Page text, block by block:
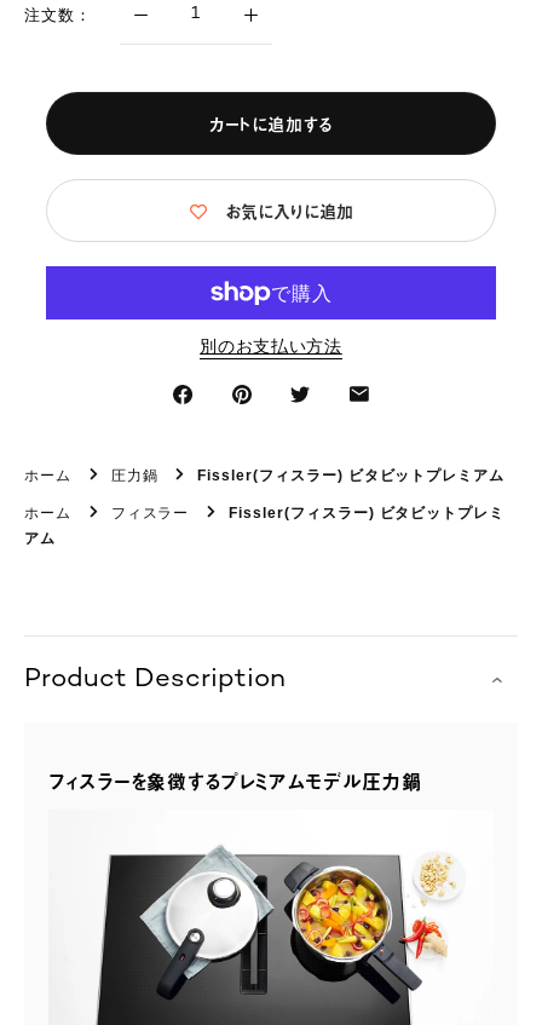
注文数：
カートに追加する
お気に入りに追加
別のお支払い方法
ホーム 圧力鍋 Fissler(フィスラー) ビタビットプレミアム
ホーム フィスラー
Fissler(フィスラー) ビタビットプレミ
アム
Product Description
フィスラーを象徴するプレミアムモデル圧力鍋